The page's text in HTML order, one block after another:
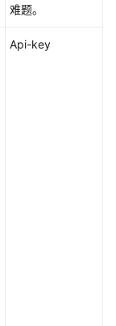
难题。
Api-key